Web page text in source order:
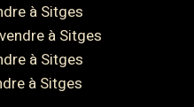
à Sitges
à Sitges
à Sitges
à Sitges
Tout accepter